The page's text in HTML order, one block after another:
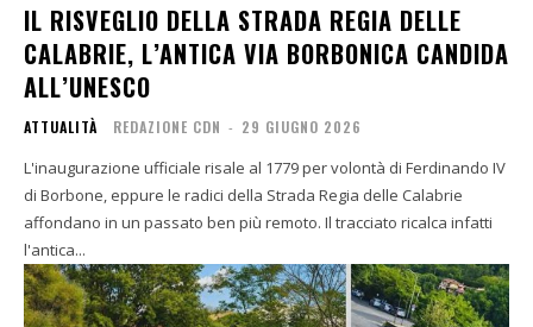
IL RISVEGLIO DELLA STRADA REGIA DELLE
CALABRIE, L’ANTICA VIA BORBONICA CANDIDA
ALL’UNESCO
ATTUALITÀ REDAZIONE CDN - 29 GIUGNO 2026
L'inaugurazione ufficiale risale al 1779 per volontà di Ferdinando IV
di Borbone, eppure le radici della Strada Regia delle Calabrie
affondano in un passato ben più remoto. Il tracciato ricalca infatti
l'antica...